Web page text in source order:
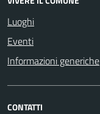
Luoghi
Eventi
Informazioni generiche
CONTATTI